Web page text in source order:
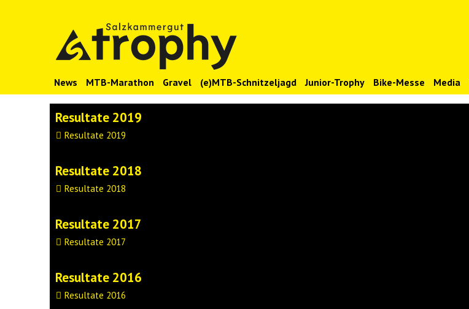
News MTB-Marathon Gravel (e)MTB-Schnitzeljagd Junior-Trophy Bike-Messe Media
Resultate 2019
Resultate 2019
Resultate 2018
Resultate 2018
Resultate 2017
Resultate 2017
Resultate 2016
Resultate 2016